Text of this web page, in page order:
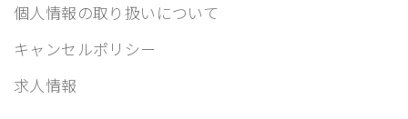
個人情報の取り扱いについて
キャンセルポリシー
求人情報